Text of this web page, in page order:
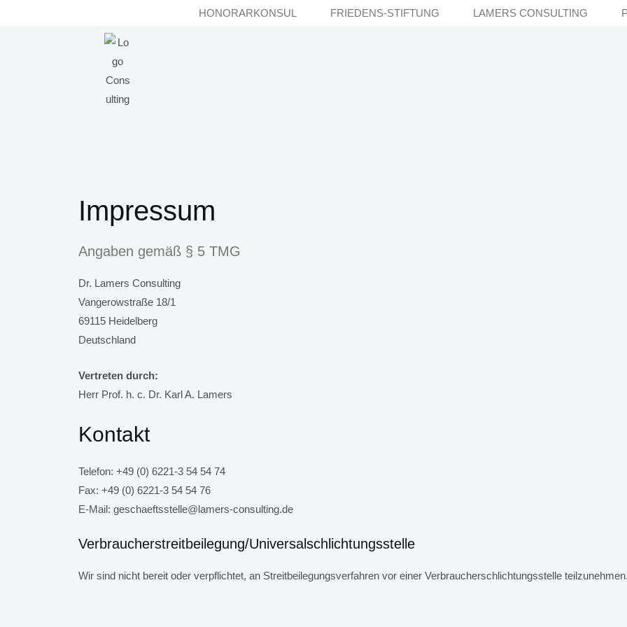
HONORARKONSUL FRIEDENS-STIFTUNG LAMERS CONSULTING
Impressum
Angaben gemäß § 5 TMG
Dr. Lamers Consulting
Vangerowstraße 18/1
69115 Heidelberg
Deutschland
Vertreten durch:
Herr Prof. h. c. Dr. Karl A. Lamers
Kontakt
Telefon: +49 (0) 6221-3 54 54 74
Fax: +49 (0) 6221-3 54 54 76
E-Mail: geschaeftsstelle@lamers-consulting.de
Verbraucher­streit­beilegung/Universal­schlichtungs­stelle
Wir sind nicht bereit oder verpflichtet, an Streitbeilegungsverfahren vor einer Verbraucherschlichtungsstelle